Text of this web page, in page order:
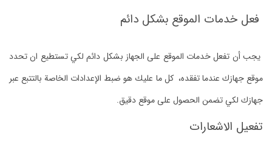
فعل خدمات الموقع بشكل دائم
يجب أن تفعل خدمات الموقع على الجهاز بشكل دائم لكي تستطيع ان تحدد
موقع جهازك عندما تفقده، كل ما عليك هو ضبط الإعدادات الخاصة بالتتبع عبر
جهازك لكي تضمن الحصول على موقع دقيق.
تفعيل الاشعارات